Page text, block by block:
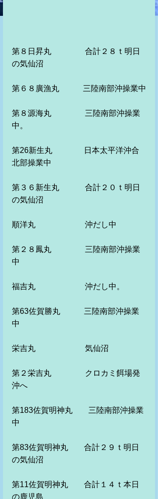
第８日昇丸　　　　 合計２８ｔ明日
の気仙沼
第６８廣漁丸　　　三陸南部沖操業中
第８源海丸　　　 　三陸南部沖操業
中。
第26新生丸　　　　日本太平洋沖合
北部操業中
第３６新生丸　　　 合計２０ｔ明日
の気仙沼
順洋丸　　　　　 　沖だし中
第２８鳳丸　　　　 三陸南部沖操業
中
福吉丸　　　　　　 沖だし中。
第63佐賀勝丸　　　三陸南部沖操業
中
栄吉丸　　　　　　 気仙沼
第２栄吉丸　　　　 クロカミ餌場発
沖へ
第183佐賀明神丸　　三陸南部沖操業
中
第83佐賀明神丸　　合計２９ｔ明日
の気仙沼
第11佐賀明神丸　　合計１４ｔ本日
の鹿児島